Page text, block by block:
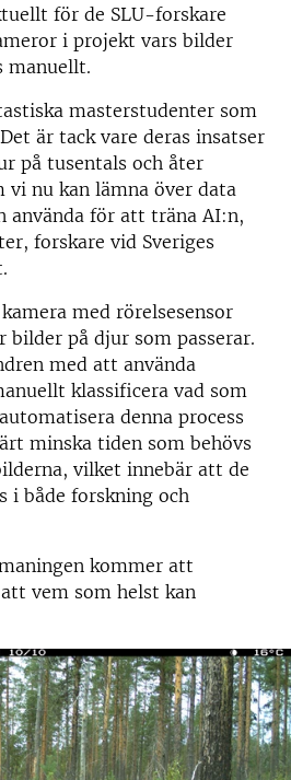
för de SLU-forskare
i projekt vars bilder
manuellt.
masterstudenter som
är tack vare deras insatser
på tusentals och åter
vi nu kan lämna över data
använda för att träna AI:n,
forskare vid Sveriges
med rörelsesensor
på djur som passerar.
med att använda
klassificera vad som
denna process
minska tiden som behövs
vilket innebär att de
i både forskning och
kommer att
vem som helst kan